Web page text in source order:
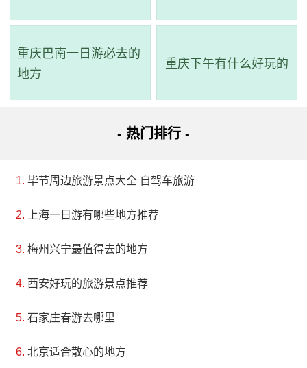
4、扬州琼花观
地址：扬州市广陵区文昌中路360号
琼花观作为千年古道观，历经兴衰沧桑，终于以崭
迹，在人们心目中始终享有崇高的地位。而被誉为“维扬
皇阁，阁高三层，高大壮丽，登上阁顶可以俯视全城。
然后到了清代，琼花观逐渐衰败，直到民国时期，蕃厘
重庆巴南一日游必去的
地方
重庆下午有什么好玩的
- 热门排行 -
毕节周边旅游景点大全 自驾车旅游
上海一日游有哪些地方推荐
梅州兴宁最值得去的地方
西安好玩的旅游景点推荐
石家庄春游去哪里
北京适合散心的地方